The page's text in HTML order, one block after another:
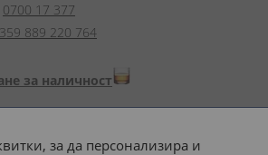
0700 17 377
889 220 764
за наличност
Начини на плащане:
за да персонализира и